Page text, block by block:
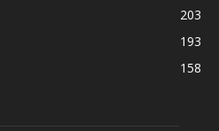
203
193
158